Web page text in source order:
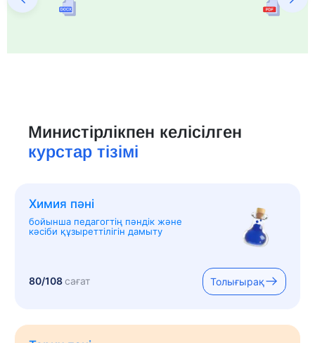
Министірлікпен келісілген
курстар тізімі
Химия пәні
бойынша педагогтің пәндік және
кәсіби құзыреттілігін дамыту
80/108сағат Толығырақ